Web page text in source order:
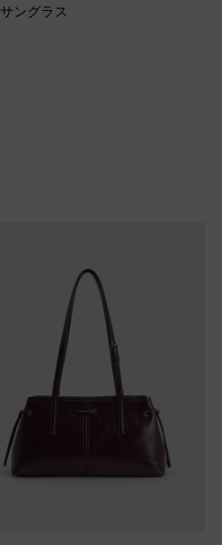
サングラス